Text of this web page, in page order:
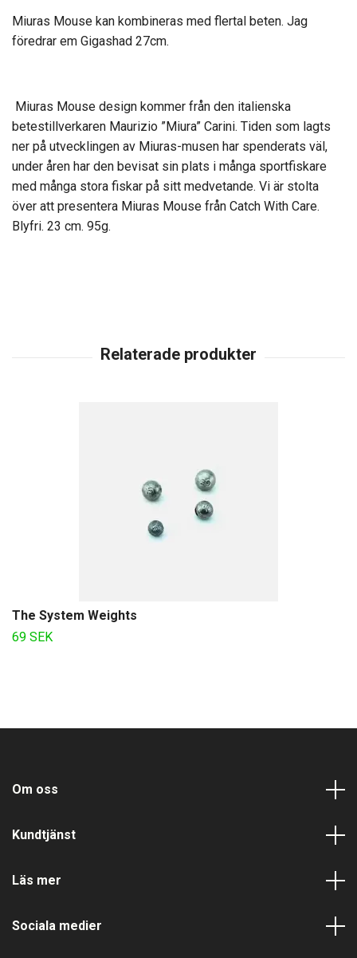
Miuras Mouse kan kombineras med flertal beten. Jag
föredrar em Gigashad 27cm.
Miuras Mouse design kommer från den italienska
betestillverkaren Maurizio ”Miura” Carini. Tiden som lagts
ner på utvecklingen av Miuras-musen har spenderats väl,
under åren har den bevisat sin plats i många sportfiskare
med många stora fiskar på sitt medvetande. Vi är stolta
över att presentera Miuras Mouse från Catch With Care.
Blyfri. 23 cm. 95g.
The System Weights
69 SEK
Om oss
Kundtjänst
Läs mer
Sociala medier